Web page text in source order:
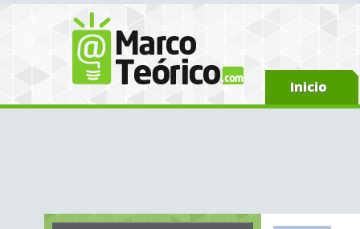
Inicio